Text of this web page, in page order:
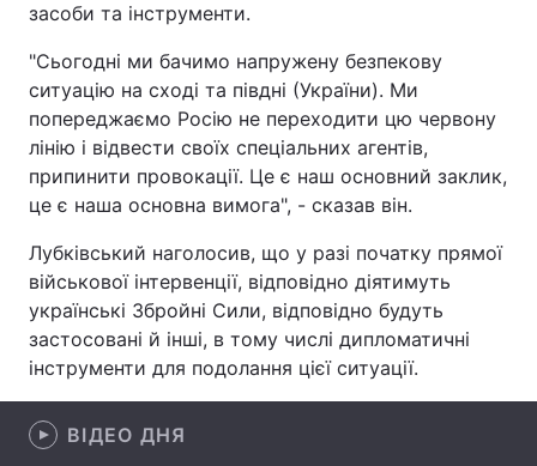
Головна Війна
Україна Політика
Економіка Світ
Спорт Наука
Техно і зв'язок Лайт
Інциденти
засоби та інструменти.
"Сьогодні ми бачимо напружену безпекову
ситуацію на сході та півдні (України). Ми
попереджаємо Росію не переходити цю червону
лінію і відвести своїх спеціальних агентів,
припинити провокації. Це є наш основний заклик,
це є наша основна вимога", - сказав він.
Лубківський наголосив, що у разі початку прямої
військової інтервенції, відповідно діятимуть
українські Збройні Сили, відповідно будуть
застосовані й інші, в тому числі дипломатичні
інструменти для подолання цієї ситуації.
ВІДЕО ДНЯ